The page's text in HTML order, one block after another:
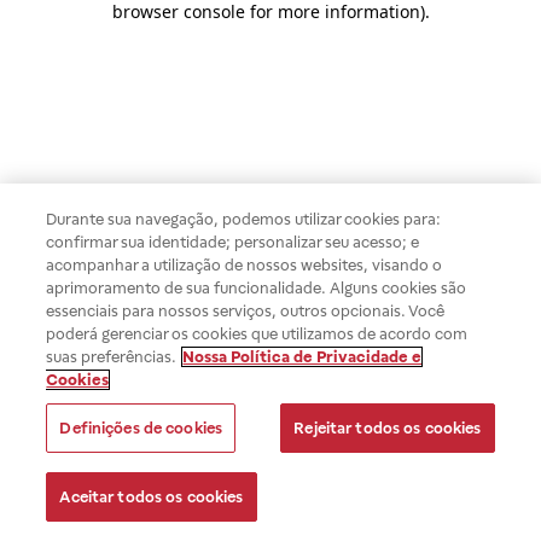
browser console for more information).
Durante sua navegação, podemos utilizar cookies para:
confirmar sua identidade; personalizar seu acesso; e
acompanhar a utilização de nossos websites, visando o
aprimoramento de sua funcionalidade. Alguns cookies são
essenciais para nossos serviços, outros opcionais. Você
poderá gerenciar os cookies que utilizamos de acordo com
suas preferências. Nossa Política de Privacidade e
Cookies
Definições de cookies Rejeitar todos os cookies
Aceitar todos os cookies